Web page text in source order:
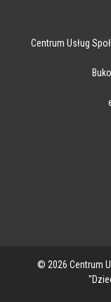
Centrum Usług
© 2026 Centrum